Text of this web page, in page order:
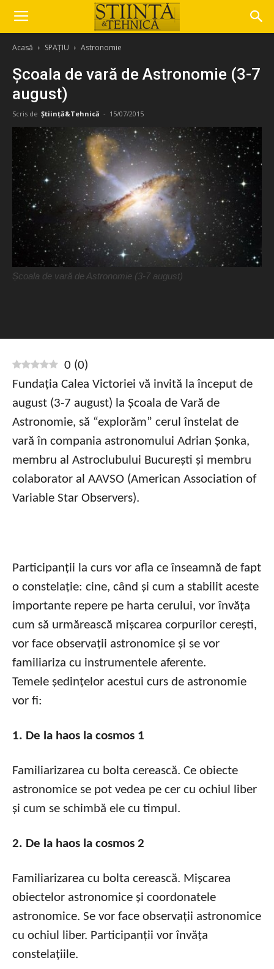
Acasă SPAȚIU Astronomie
Școala de vară de Astronomie (3-7
august)
Scris de Știință&Tehnică - 15/07/2015
Școala de vară de Astronomie (3-7 august)
0 (0)
Fundația Calea Victoriei vă invită la început de
august (3-7 august) la Școala de Vară de
Astronomie, să “explorăm” cerul înstelat de
vară în compania astronomului Adrian Șonka,
membru al Astroclubului București și membru
colaborator al AAVSO (American Association of
Variable Star Observers).
Participanții la curs vor afla ce înseamnă de fapt
o constelație: cine, când și cum a stabilit aceste
importante repere pe harta cerului, vor învăța
cum să urmărească mișcarea corpurilor cerești,
vor face observații astronomice și se vor
familiariza cu instrumentele aferente.
Temele ședințelor acestui curs de astronomie
vor fi:
1. De la haos la cosmos 1
Familiarizarea cu bolta cerească. Ce obiecte
astronomice se pot vedea pe cer cu ochiul liber
și cum se schimbă ele cu timpul.
2. De la haos la cosmos 2
Familiarizarea cu bolta cerească. Mișcarea
obiectelor astronomice și coordonatele
astronomice. Se vor face observații astronomice
cu ochiul liber. Participanții vor învăța
constelațiile.